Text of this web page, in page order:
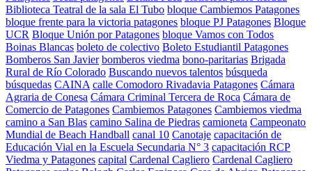
Biblioteca Teatral de la sala El Tubo bloque Cambiemos Patagones
bloque frente para la victoria patagones bloque PJ Patagones Bloque
UCR Bloque Unión por Patagones bloque Vamos con Todos
Boinas Blancas boleto de colectivo Boleto Estudiantil Patagones
Bomberos San Javier bomberos viedma bono-paritarias Brigada
Rural de Río Colorado Buscando nuevos talentos búsqueda
búsquedas CAINA calle Comodoro Rivadavia Patagones Cámara
Agraria de Conesa Cámara Criminal Tercera de Roca Cámara de
Comercio de Patagones Cambiemos Patagones Cambiemos viedma
camino a San Blas camino Salina de Piedras camioneta Campeonato
Mundial de Beach Handball canal 10 Canotaje capacitación de
Educación Vial en la Escuela Secundaria N° 3 capacitación RCP
Viedma y Patagones capital Cardenal Cagliero Cardenal Cagliero